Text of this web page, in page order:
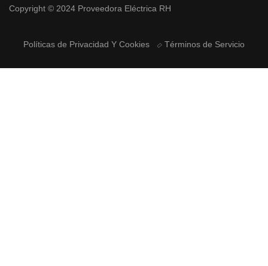
Copyright © 2024 Proveedora Eléctrica RH
Políticas de Privacidad Y Cookies Términos de Servicio